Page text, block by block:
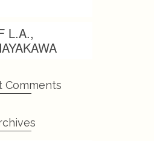
L.A.,
Comments